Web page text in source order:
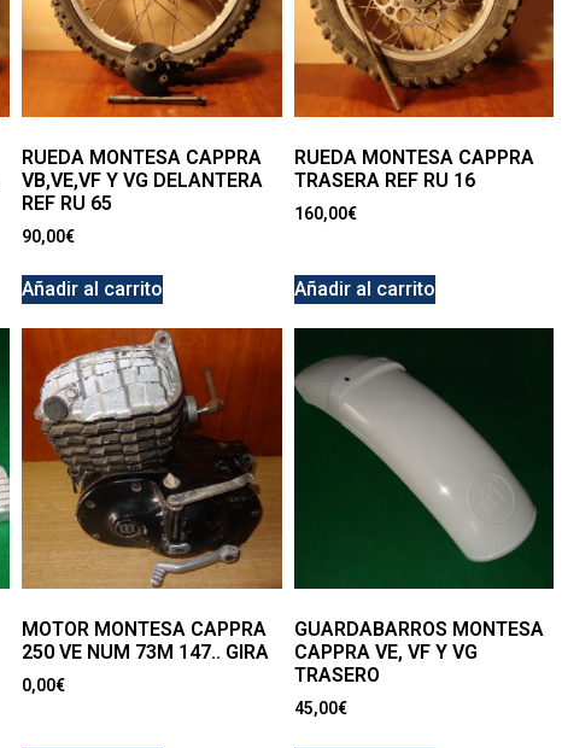
RUEDA MONTESA CAPPRA
VB,VE,VF Y VG DELANTERA
REF RU 65
90,00€
Añadir al carrito
RUEDA MONTESA CAPPRA
TRASERA REF RU 16
160,00€
Añadir al carrito
MOTOR MONTESA CAPPRA
250 VE NUM 73M 147.. GIRA
0,00€
GUARDABARROS MONTESA
CAPPRA VE, VF Y VG
TRASERO
45,00€